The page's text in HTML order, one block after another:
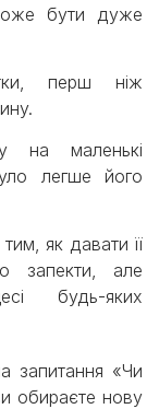
бути дуже
перш ніж
на маленькі
легше його
як давати її
запекти, але
будь-яких
запитання «Чи
обираєте нову